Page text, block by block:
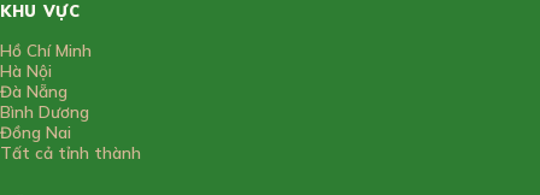
KHU VỰC
Hồ Chí Minh
Hà Nội
Đà Nẵng
Bình Dương
Đồng Nai
Tất cả tỉnh thành